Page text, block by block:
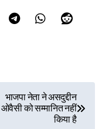
भाजपा नेता ने असदुद्दीन
ओवैसी को सम्मानित नहीं
किया है